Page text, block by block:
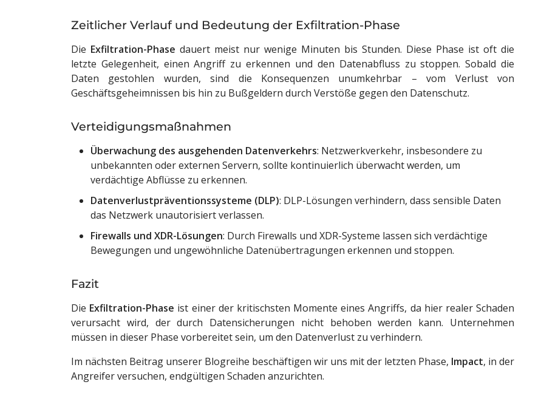
Zeitlicher Verlauf und Bedeutung der Exfiltration-Phase
Die Exfiltration-Phase dauert meist nur wenige Minuten bis Stunden. Diese Phase ist oft die
letzte Gelegenheit, einen Angriff zu erkennen und den Datenabfluss zu stoppen. Sobald die
Daten gestohlen wurden, sind die Konsequenzen unumkehrbar – vom Verlust von
Geschäftsgeheimnissen bis hin zu Bußgeldern durch Verstöße gegen den Datenschutz.
Verteidigungsmaßnahmen
Überwachung des ausgehenden Datenverkehrs: Netzwerkverkehr, insbesondere zu
unbekannten oder externen Servern, sollte kontinuierlich überwacht werden, um
verdächtige Abflüsse zu erkennen.
Datenverlustpräventionssysteme (DLP): DLP-Lösungen verhindern, dass sensible Daten
das Netzwerk unautorisiert verlassen.
Firewalls und XDR-Lösungen: Durch Firewalls und XDR-Systeme lassen sich verdächtige
Bewegungen und ungewöhnliche Datenübertragungen erkennen und stoppen.
Fazit
Die Exfiltration-Phase ist einer der kritischsten Momente eines Angriffs, da hier realer Schaden
verursacht wird, der durch Datensicherungen nicht behoben werden kann. Unternehmen
müssen in dieser Phase vorbereitet sein, um den Datenverlust zu verhindern.
Im nächsten Beitrag unserer Blogreihe beschäftigen wir uns mit der letzten Phase, Impact, in der
Angreifer versuchen, endgültigen Schaden anzurichten.